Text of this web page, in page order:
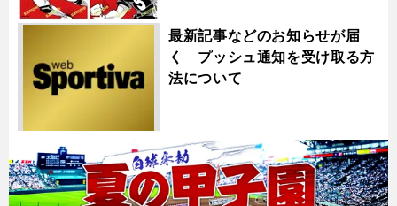
最新記事などのお知らせが届
く プッシュ通知を受け取る方
法について